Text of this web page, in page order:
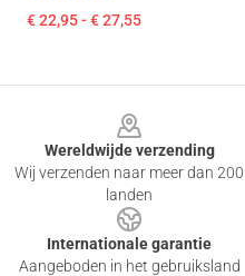
€ 22,95 - € 27,55
Wereldwijde verzending
Wij verzenden naar meer dan 200
landen
Internationale garantie
Aangeboden in het gebruiksland